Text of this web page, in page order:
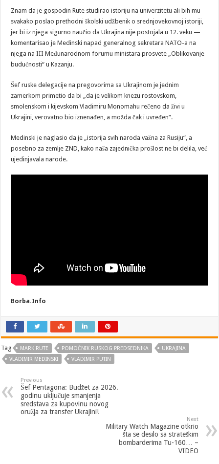
Znam da je gospodin Rute studirao istoriju na univerzitetu ali bih mu
svakako poslao prethodni školski udžbenik o srednjovekovnoj istoriji,
jer bi iz njega sigurno naučio da Ukrajina nije postojala u 12. veku —
komentarisao je Medinski napad generalnog sekretara NATO-a na
njega na III Međunarodnom forumu ministara prosvete „Oblikovanje
budućnosti“ u Kazanju.
Šef ruske delegacije na pregovorima sa Ukrajinom je jednim
zamerkom primetio da bi „da je velikom knezu rostovskom,
smolenskom i kijevskom Vladimiru Monomahu rečeno da živi u
Ukrajini, verovatno bio iznenađen, a možda čak i uvređen“.
Medinski je naglasio da je „istorija svih naroda važna za Rusiju“, a
posebno za zemlje ZND, kako naša zajednička prošlost ne bi delila, već
ujedinjavala narode.
Borba.Info
Tag MARK RUTE POMOĆNIK RUSKOG PREDSEDNIKA
UKRAJINA
VLADIMIR MEDINSKI
VLADIMIR PUTIN
Previous
Šef Pentagona: Budžet za 2026.
godinu uključuje smanjenja
sredstava za kupovinu novog
oružja za transfer Ukrajini!
Next
Military Watch Magazine otkrio
šta se desilo sa strateškim
bombarderima Tu-160… –
VIDEO